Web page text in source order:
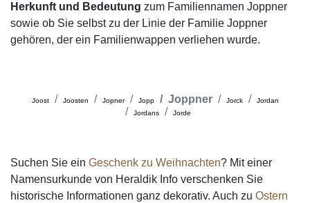
Herkunft und Bedeutung zum Familiennamen Joppner
sowie ob Sie selbst zu der Linie der Familie Joppner
gehören, der ein Familienwappen verliehen wurde.
Joost Joosten Jopner Jopp Joppner Jorck
Jordan
Jordans
Jorde
Suchen Sie ein Geschenk zu Weihnachten? Mit einer
Namensurkunde von Heraldik Info verschenken Sie
historische Informationen ganz dekorativ. Auch zu Ostern